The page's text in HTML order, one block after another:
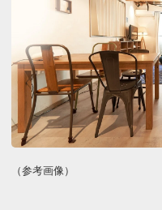
（参考画像）